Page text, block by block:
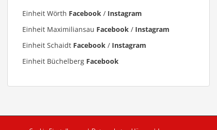
Einheit Wörth Facebook / Instagram
Einheit Maximiliansau Facebook / Instagram
Einheit Schaidt Facebook / Instagram
Einheit Büchelberg Facebook